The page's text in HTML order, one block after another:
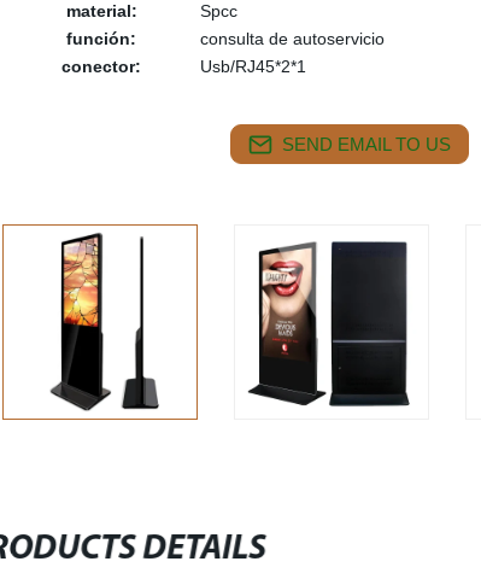
material:
Spcc
función:
consulta de autoservicio
conector:
Usb/RJ45*2*1
SEND EMAIL TO US
DETAILS